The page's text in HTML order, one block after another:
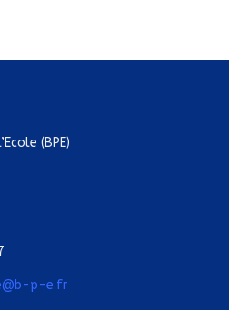
(BPE)
p-e.fr